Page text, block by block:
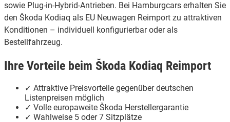
sowie Plug-in-Hybrid-Antrieben. Bei Hamburgcars erhalten Sie
den Škoda Kodiaq als EU Neuwagen Reimport zu attraktiven
Konditionen – individuell konfigurierbar oder als
Bestellfahrzeug.
Ihre Vorteile beim Škoda Kodiaq Reimport
✓ Attraktive Preisvorteile gegenüber deutschen
Listenpreisen möglich
✓ Volle europaweite Škoda Herstellergarantie
✓ Wahlweise 5 oder 7 Sitzplätze